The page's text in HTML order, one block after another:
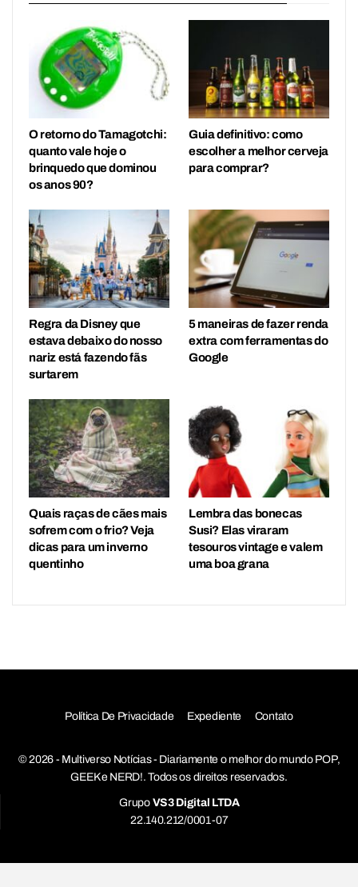
O retorno do Tamagotchi:
quanto vale hoje o
brinquedo que dominou
os anos 90?
Guia definitivo: como
escolher a melhor cerveja
para comprar?
Regra da Disney que
estava debaixo do nosso
nariz está fazendo fãs
surtarem
5 maneiras de fazer renda
extra com ferramentas do
Google
Quais raças de cães mais
sofrem com o frio? Veja
dicas para um inverno
quentinho
Lembra das bonecas
Susi? Elas viraram
tesouros vintage e valem
uma boa grana
Política De Privacidade Expediente Contato
© 2026 - Multiverso Notícias - Diariamente o melhor do mundo POP,
GEEK e NERD!. Todos os direitos reservados.
Grupo VS3 Digital LTDA
22.140.212/0001-07